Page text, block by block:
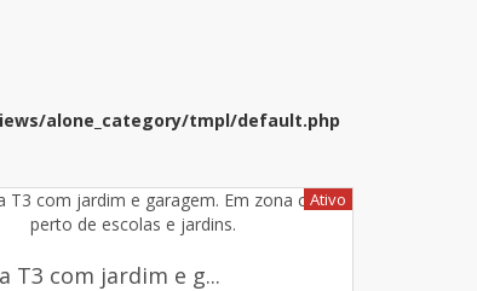
alone_category/tmpl/default.php
Ativo
T3 com jardim e g...